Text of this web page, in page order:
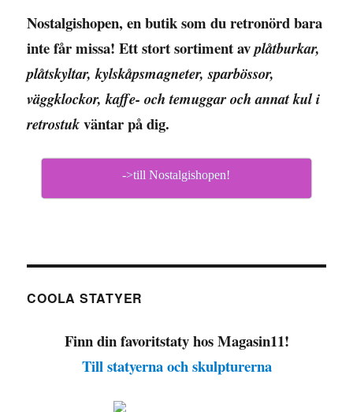
Nostalgishopen, en butik som du retronörd bara
inte får missa! Ett stort sortiment avplåtburkar,
plåtskyltar, kylskåpsmagneter, sparbössor,
väggklockor, kaffe- och temuggar och annat kul i
retrostukväntar på dig.
->till Nostalgishopen!
COOLA STATYER
Finn din favoritstaty hos Magasin11!
Till statyerna och skulpturerna